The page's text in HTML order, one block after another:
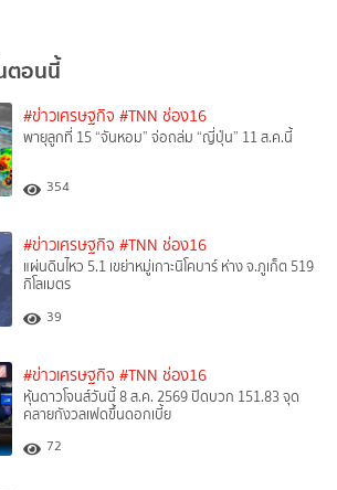
ตอนนี้
#ข่าวเศรษฐกิจ #TNN ช่อง16
พายุลูกที่ 15 “จันหอม” จ่อถล่ม “ญี่ปุ่น” 11 ส.ค.นี้
354
#ข่าวเศรษฐกิจ #TNN ช่อง16
แผ่นดินไหว 5.1 เขย่าหมู่เกาะนิโคบาร์ ห่าง จ.ภูเก็ต 519
กิโลเมตร
39
#ข่าวเศรษฐกิจ #TNN ช่อง16
หุ้นดาวโจนส์วันนี้ 8 ส.ค. 2569 ปิดบวก 151.83 จุด
คลายกังวลเฟดขึ้นดอกเบี้ย
72